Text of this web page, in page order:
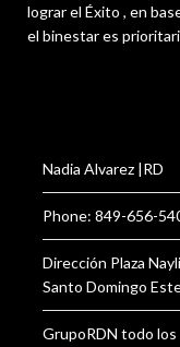
lograr el Éxito , en
el binestar es
Nadia Alvarez |RD
Phone: 849-656-
Dirección Plaza
Santo Domingo
GrupoRDN todo